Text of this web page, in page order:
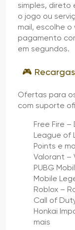
simples, direto
o jogo ou
mail, escolhe
pagamento
em segundos.
🎮
Ofertas para
com suporte
Free Fire
League of
Points e
Valorant –
PUBG
Mobile
Roblox –
Call of
Honkai
mais